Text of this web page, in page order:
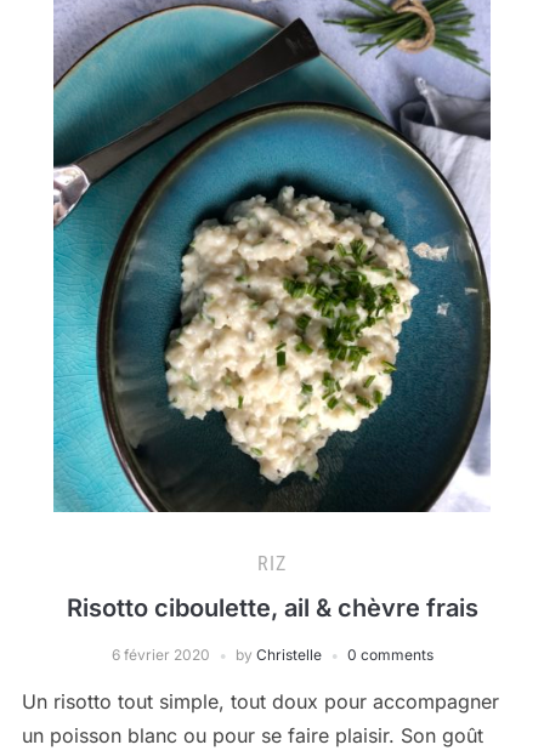
RIZ
Risotto ciboulette, ail & chèvre frais
6 février 2020 by Christelle 0 comments
Un risotto tout simple, tout doux pour accompagner
un poisson blanc ou pour se faire plaisir. Son goût